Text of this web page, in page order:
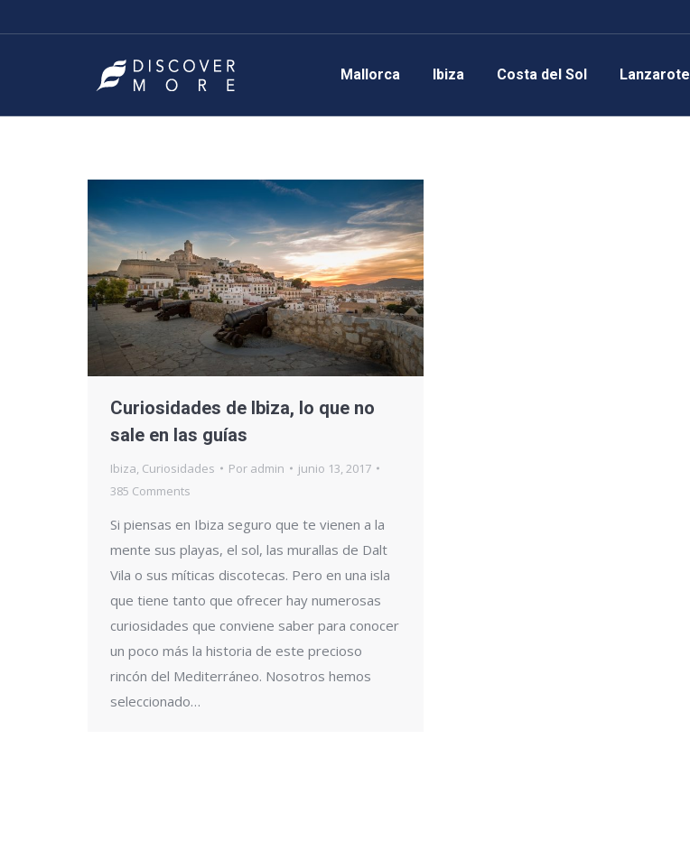
Mallorca Ibiza Costa del Sol Lanzarote
Curiosidades de Ibiza, lo que no
sale en las guías
Ibiza, Curiosidades Por admin
junio 13, 2017
385 Comments
Si piensas en Ibiza seguro que te vienen a la
mente sus playas, el sol, las murallas de Dalt
Vila o sus míticas discotecas. Pero en una isla
que tiene tanto que ofrecer hay numerosas
curiosidades que conviene saber para conocer
un poco más la historia de este precioso
rincón del Mediterráneo. Nosotros hemos
seleccionado…